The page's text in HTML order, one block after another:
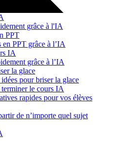
grâce à l'IA
PPT
en PPT grâce à l’IA
IA
grâce à l’IA
la glace
pour briser la glace
le cours IA
rapides pour vos élèves
de n’importe quel sujet